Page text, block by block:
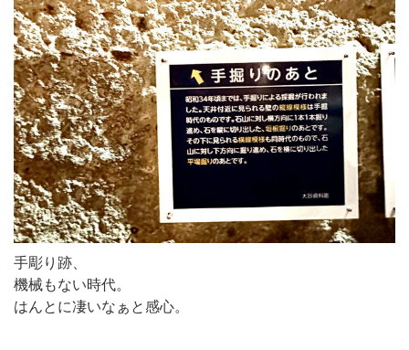
手彫り跡、
機械もない時代。
はんとに凄いなぁと感心。